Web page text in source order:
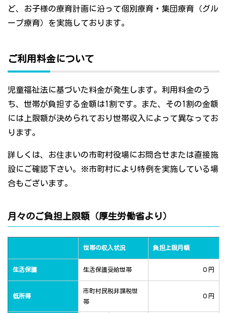
ど、お子様の療育計画に沿って個別療育・集団療育（グル
ープ療育）を実施しております。
ご利用料金について
児童福祉法に基づいた料金が発生します。利用料金のう
ち、世帯が負担する金額は1割です。また、その1割の金額
には上限額が決められており世帯収入によって異なってお
ります。
詳しくは、お住まいの市町村役場にお問合せまたは直接施
設にご確認下さい。※市町村により特例を実施している場
合もございます。
月々のご負担上限額（厚生労働省より）
世帯の収入状況 負担上限月額
生活保護 生活保護受給世帯 ０円
低所得
市町村民税非課税世
帯
０円